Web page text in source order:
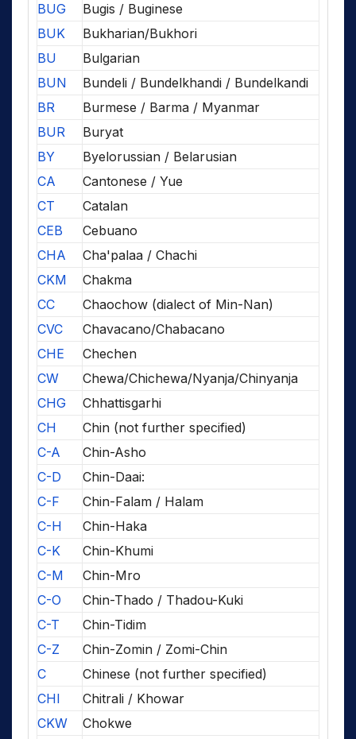
BUG
Bugis / Buginese
BUK
Bukharian/Bukhori
BU
Bulgarian
BUN
Bundeli / Bundelkhandi / Bundelkandi
BR
Burmese / Barma / Myanmar
BUR
Buryat
BY
Byelorussian / Belarusian
CA
Cantonese / Yue
CT
Catalan
CEB
Cebuano
CHA
Cha'palaa / Chachi
CKM
Chakma
CC
Chaochow (dialect of Min-Nan)
CVC
Chavacano/Chabacano
CHE
Chechen
CW
Chewa/Chichewa/Nyanja/Chinyanja
CHG
Chhattisgarhi
CH
Chin (not further specified)
C-A
Chin-Asho
C-D
Chin-Daai:
C-F
Chin-Falam / Halam
C-H
Chin-Haka
C-K
Chin-Khumi
C-M
Chin-Mro
C-O
Chin-Thado / Thadou-Kuki
C-T
Chin-Tidim
C-Z
Chin-Zomin / Zomi-Chin
C
Chinese (not further specified)
CHI
Chitrali / Khowar
CKW
Chokwe